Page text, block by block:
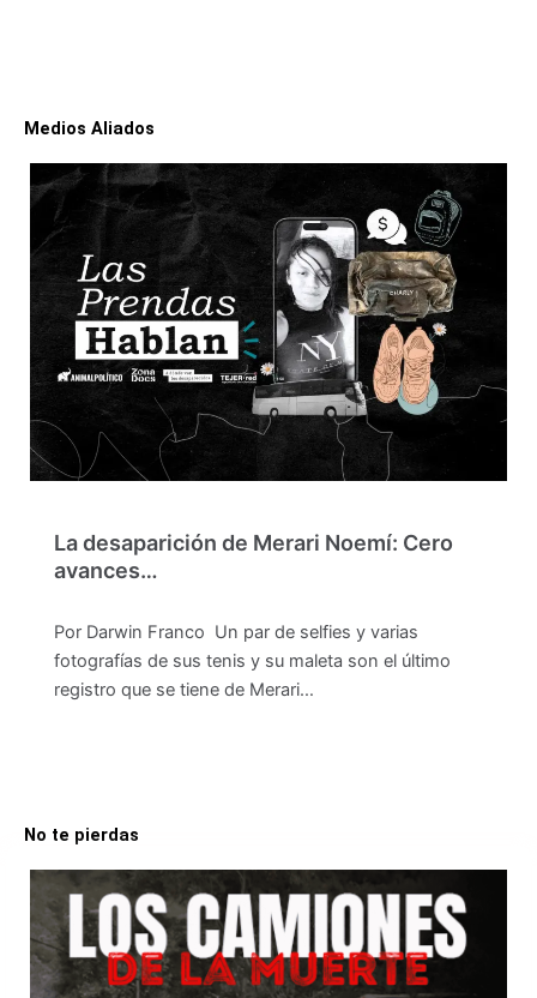
Medios Aliados
La desaparición de Merari Noemí: Cero
avances…
Por Darwin Franco Un par de selfies y varias
fotografías de sus tenis y su maleta son el último
registro que se tiene de Merari…
No te pierdas